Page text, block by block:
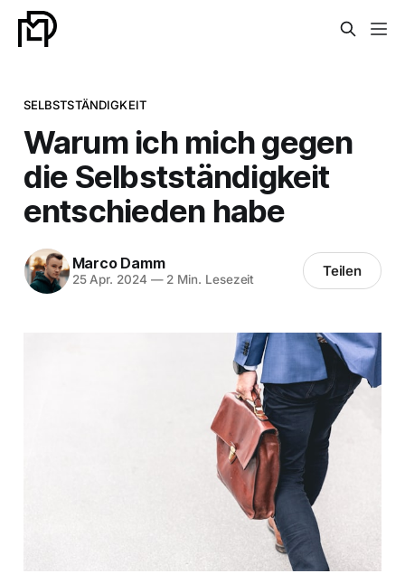
SELBSTSTÄNDIGKEIT
Warum ich mich gegen
die Selbstständigkeit
entschieden habe
Marco Damm
25 Apr. 2024 —2 Min. Lesezeit Teilen